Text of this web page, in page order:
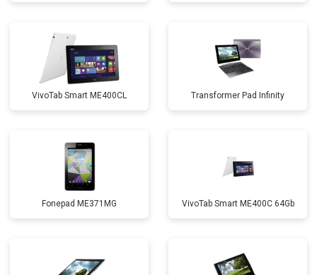
VivoTab Smart ME400CL Transformer Pad Infinity
Fonepad ME371MG VivoTab Smart ME400C 64Gb